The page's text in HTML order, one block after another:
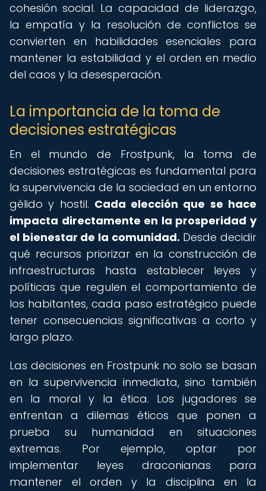
cohesión social. La capacidad de liderazgo,
la empatía y la resolución de conflictos se
convierten en habilidades esenciales para
mantener la estabilidad y el orden en medio
del caos y la desesperación.
La importancia de la toma de
decisiones estratégicas
En el mundo de Frostpunk, la toma de
decisiones estratégicas es fundamental para
la supervivencia de la sociedad en un entorno
gélido y hostil. Cada elección que se hace
impacta directamente en la prosperidad y
el bienestar de la comunidad. Desde decidir
qué recursos priorizar en la construcción de
infraestructuras hasta establecer leyes y
políticas que regulen el comportamiento de
los habitantes, cada paso estratégico puede
tener consecuencias significativas a corto y
largo plazo.
Las decisiones en Frostpunk no solo se basan
en la supervivencia inmediata, sino también
en la moral y la ética. Los jugadores se
enfrentan a dilemas éticos que ponen a
prueba su humanidad en situaciones
extremas. Por ejemplo, optar por
implementar leyes draconianas para
mantener el orden y la disciplina en la